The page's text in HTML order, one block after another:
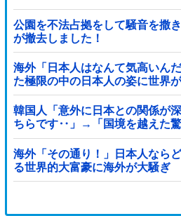
公園を不法占拠をして騒音を撒
が撤去しました！
海外「日本人はなんて気高いん
た極限の中の日本人の姿に世界
韓国人「意外に日本との関係が
ちらです‥」→「国境を越えた
り‥」
海外「その通り！」日本人なら
る世界的大富豪に海外が大騒ぎ